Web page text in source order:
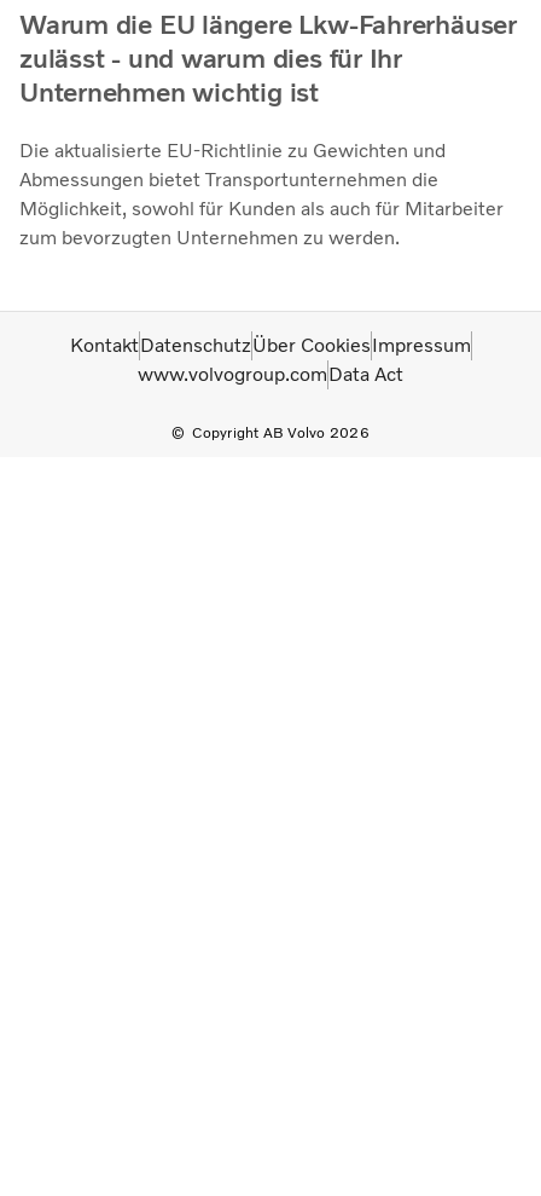
Warum die EU längere Lkw-Fahrerhäuser
zulässt - und warum dies für Ihr
Unternehmen wichtig ist
Die aktualisierte EU-Richtlinie zu Gewichten und
Abmessungen bietet Transportunternehmen die
Möglichkeit, sowohl für Kunden als auch für Mitarbeiter
zum bevorzugten Unternehmen zu werden.
Copyright AB Volvo 2026
KontaktDatenschutzÜber CookiesImpressum
www.volvogroup.comData Act